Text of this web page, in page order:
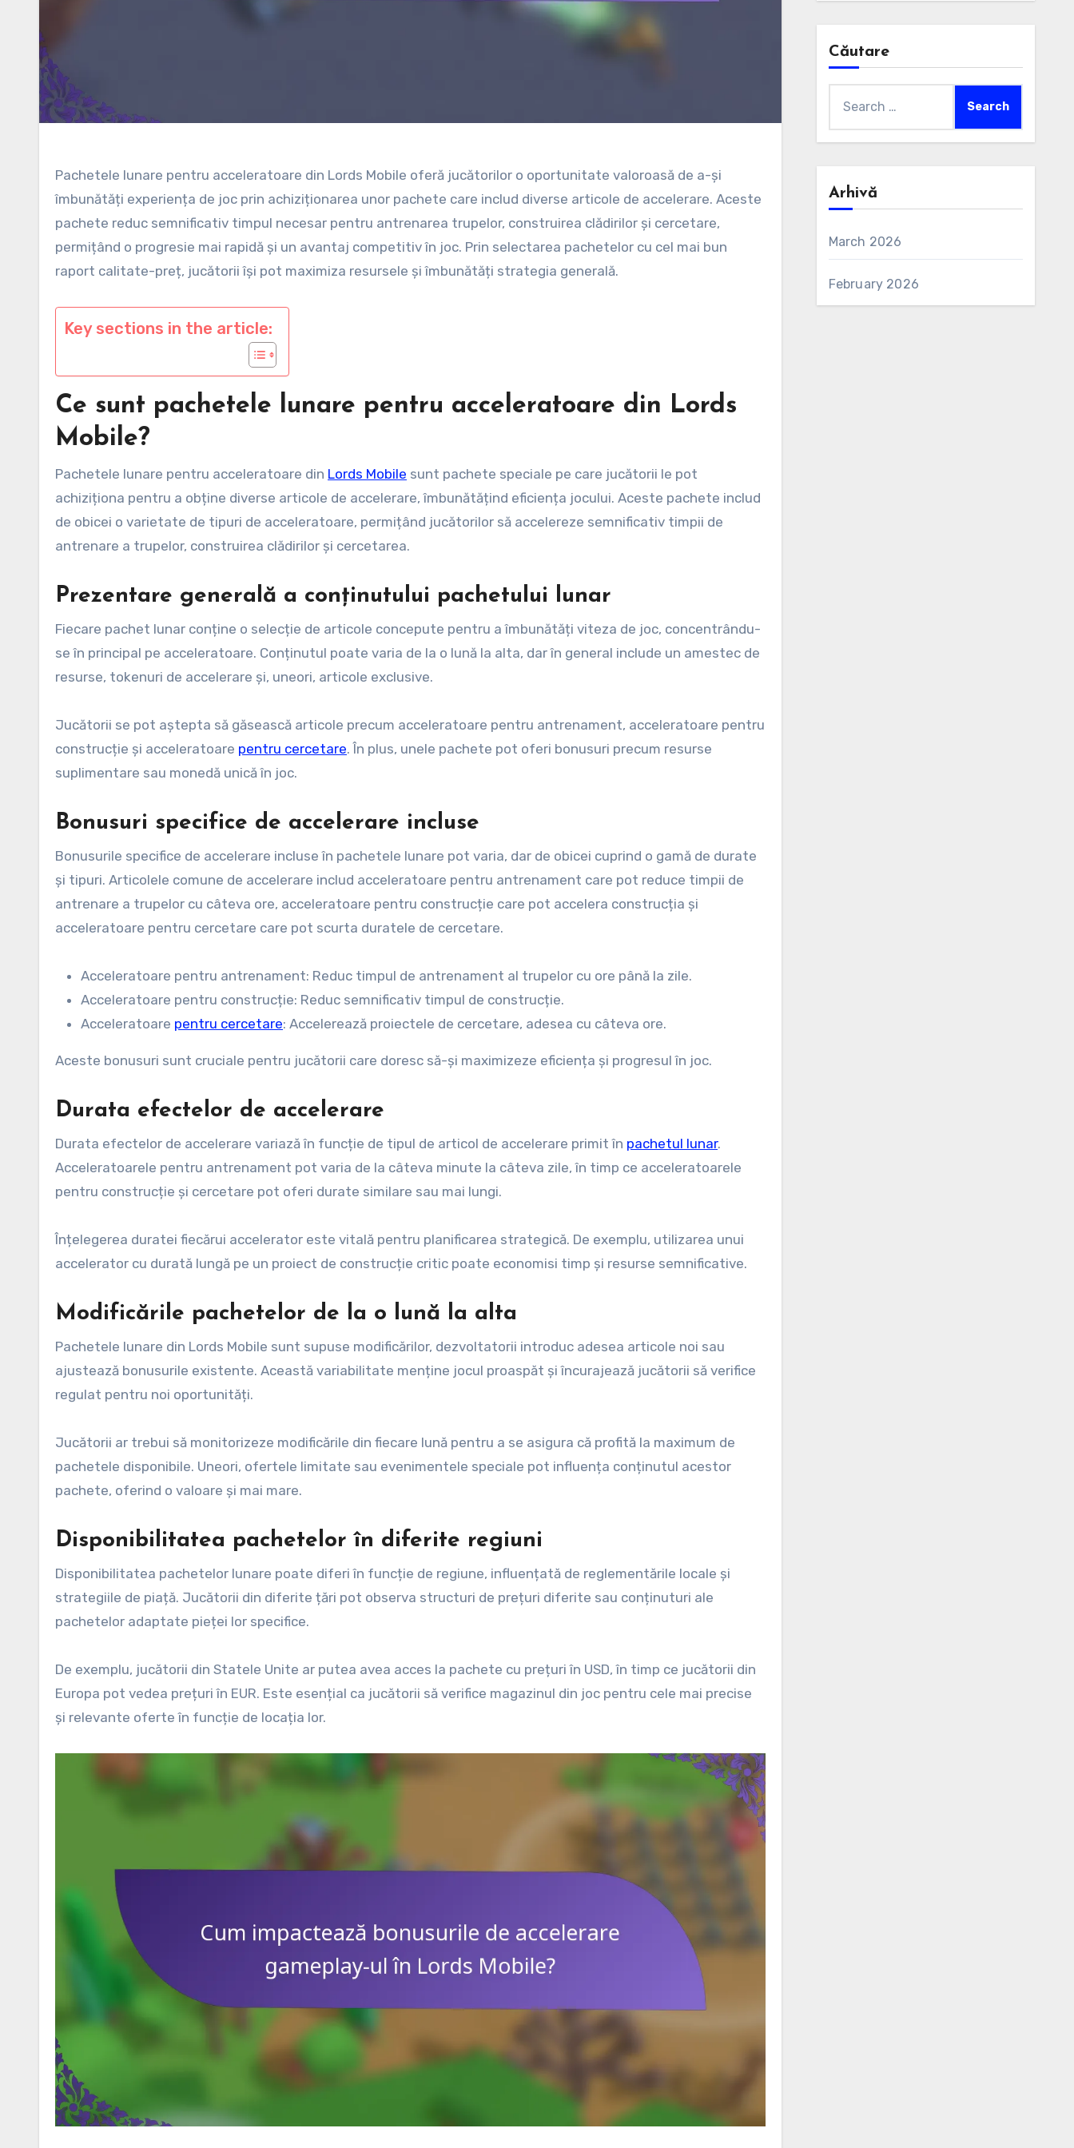
Pachetele lunare pentru acceleratoare din Lords Mobile oferă jucătorilor o oportunitate valoroasă de a-și
îmbunătăți experiența de joc prin achiziționarea unor pachete care includ diverse articole de accelerare. Aceste
pachete reduc semnificativ timpul necesar pentru antrenarea trupelor, construirea clădirilor și cercetare,
permițând o progresie mai rapidă și un avantaj competitiv în joc. Prin selectarea pachetelor cu cel mai bun
raport calitate-preț, jucătorii își pot maximiza resursele și îmbunătăți strategia generală.
Key sections in the article:
Ce sunt pachetele lunare pentru acceleratoare din Lords
Mobile?
Pachetele lunare pentru acceleratoare din Lords Mobile sunt pachete speciale pe care jucătorii le pot
achiziționa pentru a obține diverse articole de accelerare, îmbunătățind eficiența jocului. Aceste pachete includ
de obicei o varietate de tipuri de acceleratoare, permițând jucătorilor să accelereze semnificativ timpii de
antrenare a trupelor, construirea clădirilor și cercetarea.
Prezentare generală a conținutului pachetului lunar
Fiecare pachet lunar conține o selecție de articole concepute pentru a îmbunătăți viteza de joc, concentrându-
se în principal pe acceleratoare. Conținutul poate varia de la o lună la alta, dar în general include un amestec de
resurse, tokenuri de accelerare și, uneori, articole exclusive.
Jucătorii se pot aștepta să găsească articole precum acceleratoare pentru antrenament, acceleratoare pentru
construcție și acceleratoare pentru cercetare. În plus, unele pachete pot oferi bonusuri precum resurse
suplimentare sau monedă unică în joc.
Bonusuri specifice de accelerare incluse
Bonusurile specifice de accelerare incluse în pachetele lunare pot varia, dar de obicei cuprind o gamă de durate
și tipuri. Articolele comune de accelerare includ acceleratoare pentru antrenament care pot reduce timpii de
antrenare a trupelor cu câteva ore, acceleratoare pentru construcție care pot accelera construcția și
acceleratoare pentru cercetare care pot scurta duratele de cercetare.
Acceleratoare pentru antrenament: Reduc timpul de antrenament al trupelor cu ore până la zile.
Acceleratoare pentru construcție: Reduc semnificativ timpul de construcție.
Acceleratoare pentru cercetare: Accelerează proiectele de cercetare, adesea cu câteva ore.
Aceste bonusuri sunt cruciale pentru jucătorii care doresc să-și maximizeze eficiența și progresul în joc.
Durata efectelor de accelerare
Durata efectelor de accelerare variază în funcție de tipul de articol de accelerare primit în pachetul lunar.
Acceleratoarele pentru antrenament pot varia de la câteva minute la câteva zile, în timp ce acceleratoarele
pentru construcție și cercetare pot oferi durate similare sau mai lungi.
Înțelegerea duratei fiecărui accelerator este vitală pentru planificarea strategică. De exemplu, utilizarea unui
accelerator cu durată lungă pe un proiect de construcție critic poate economisi timp și resurse semnificative.
Modificările pachetelor de la o lună la alta
Pachetele lunare din Lords Mobile sunt supuse modificărilor, dezvoltatorii introduc adesea articole noi sau
ajustează bonusurile existente. Această variabilitate menține jocul proaspăt și încurajează jucătorii să verifice
regulat pentru noi oportunități.
Jucătorii ar trebui să monitorizeze modificările din fiecare lună pentru a se asigura că profită la maximum de
pachetele disponibile. Uneori, ofertele limitate sau evenimentele speciale pot influența conținutul acestor
pachete, oferind o valoare și mai mare.
Disponibilitatea pachetelor în diferite regiuni
Disponibilitatea pachetelor lunare poate diferi în funcție de regiune, influențată de reglementările locale și
strategiile de piață. Jucătorii din diferite țări pot observa structuri de prețuri diferite sau conținuturi ale
pachetelor adaptate pieței lor specifice.
De exemplu, jucătorii din Statele Unite ar putea avea acces la pachete cu prețuri în USD, în timp ce jucătorii din
Europa pot vedea prețuri în EUR. Este esențial ca jucătorii să verifice magazinul din joc pentru cele mai precise
și relevante oferte în funcție de locația lor.
Căutare
for:
Arhivă
March 2026
February 2026